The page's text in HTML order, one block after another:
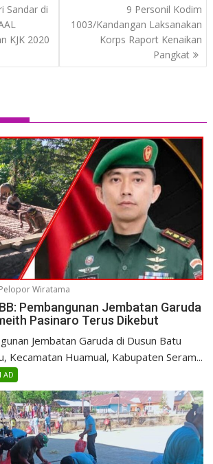
Sandar di
KJK 2020
9 Personil Kodim
1003/Kandangan Laksanakan
Korps Raport Kenaikan
Pangkat
Pelopor Wiratama
Pembangunan Jembatan Garuda
Pasinaro Terus Dikebut
Jembatan Garuda di Dusun Batu
Kecamatan Huamual, Kabupaten Seram...
AD